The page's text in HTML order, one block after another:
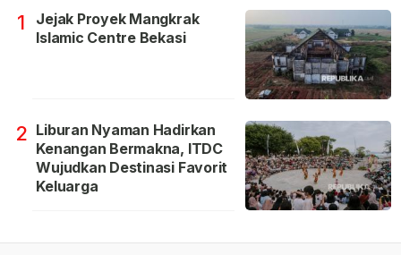
1
Jejak Proyek Mangkrak
Islamic Centre Bekasi
2 Liburan Nyaman Hadirkan
Kenangan Bermakna, ITDC
Wujudkan Destinasi Favorit
Keluarga